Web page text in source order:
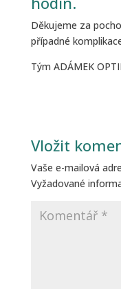
Děkujeme za
případné
Tým ADÁMEK
Vložit
Vaše e-mailová
Vyžadované